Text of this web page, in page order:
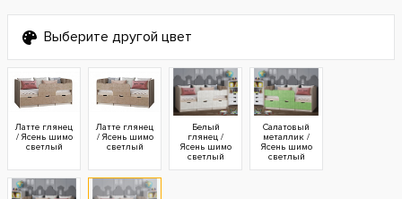
Выберите другой цвет
Латте глянец
/ Ясень шимо
светлый
Латте глянец
/ Ясень шимо
светлый
Белый
глянец /
Ясень шимо
светлый
Салатовый
металлик /
Ясень шимо
светлый